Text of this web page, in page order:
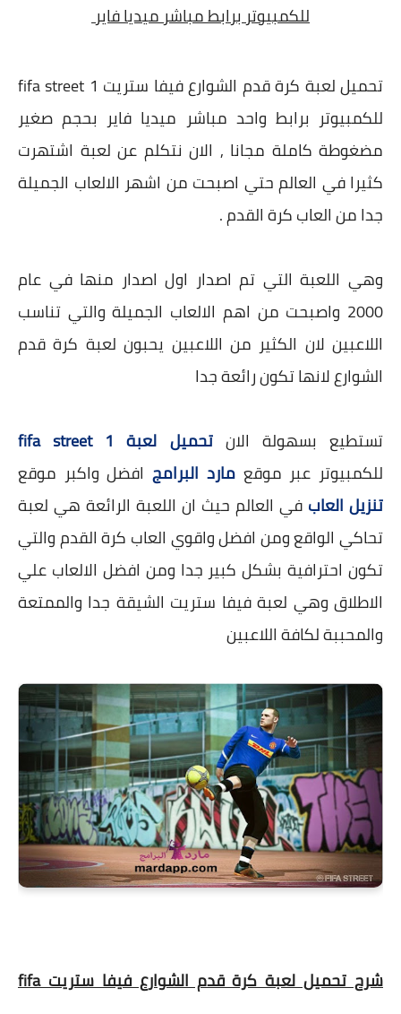
للكمبيوتر برابط مباشر ميديا فاير
تحميل لعبة كرة قدم الشوارع فيفا ستريت fifa street 1
للكمبيوتر برابط واحد مباشر ميديا فاير بحجم صغير
مضغوطة كاملة مجانا , الان نتكلم عن لعبة اشتهرت
كثيرا في العالم حتي اصبحت من اشهر الالعاب الجميلة
جدا من العاب كرة القدم .
وهي اللعبة التي تم اصدار اول اصدار منها في عام
2000 واصبحت من اهم الالعاب الجميلة والتي تناسب
اللاعبين لان الكثير من اللاعبين يحبون لعبة كرة قدم
الشوارع لانها تكون رائعة جدا
تستطيع بسهولة الان تحميل لعبة fifa street 1
للكمبيوتر عبر موقعمارد البرامجافضل واكبر موقع
تنزيل العاب في العالم حيث ان اللعبة الرائعة هي لعبة
تحاكي الواقع ومن افضل واقوي العاب كرة القدم والتي
تكون احترافية بشكل كبير جدا ومن افضل الالعاب علي
الاطلاق وهي لعبة فيفا ستريت الشيقة جدا والممتعة
والمحببة لكافة اللاعبين
شرح تحميل لعبة كرة قدم الشوارع فيفا ستريت fifa